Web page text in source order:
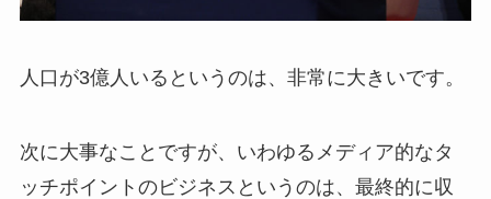
人口が3億人いるというのは、非常に大きいです。
次に大事なことですが、いわゆるメディア的なタ
ッチポイントのビジネスというのは、最終的に収